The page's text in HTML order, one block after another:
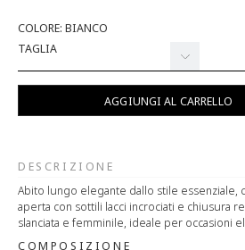
COLORE: BIANCO
TAGLIA
AGGIUNGI AL CARRELLO
DESCRIZIONE
Abito lungo elegante dallo stile essenziale,
aperta con sottili lacci incrociati e chiusura
slanciata e femminile, ideale per occasioni
COMPOSIZIONE